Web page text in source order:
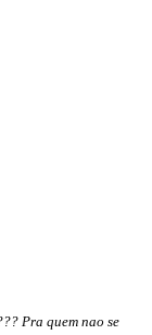
Pra quem nao se